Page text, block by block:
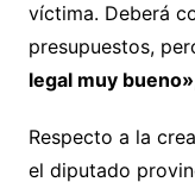
víctima. Deberá
presupuestos,
legal muy bueno»
Respecto a la
el diputado